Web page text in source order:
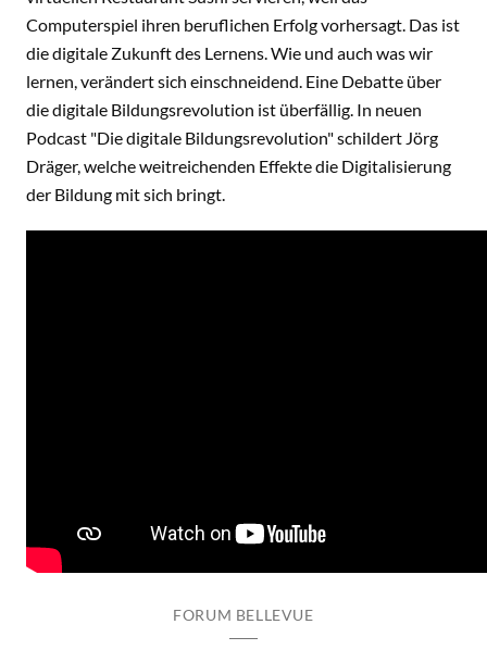
Computerspiel ihren beruflichen Erfolg vorhersagt. Das ist
die digitale Zukunft des Lernens. Wie und auch was wir
lernen, verändert sich einschneidend. Eine Debatte über
die digitale Bildungsrevolution ist überfällig. In neuen
Podcast "Die digitale Bildungsrevolution" schildert Jörg
Dräger, welche weitreichenden Effekte die Digitalisierung
der Bildung mit sich bringt.
FORUM BELLEVUE